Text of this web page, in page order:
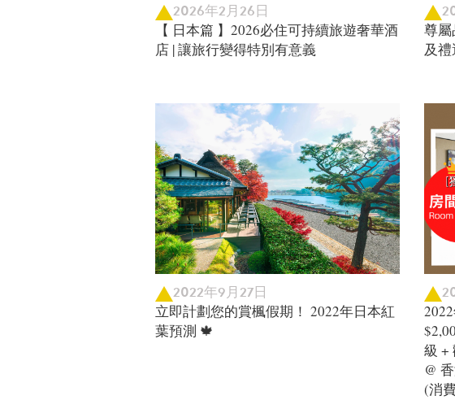
2026年2月26日
【 日本篇 】2026必住可持續旅遊奢華酒
店 | 讓旅行變得特別有意義
尊屬
及
2022年9月27日
立即計劃您的賞楓假期！ 2022年日本紅
葉預測 🍁
級 +
@
(消